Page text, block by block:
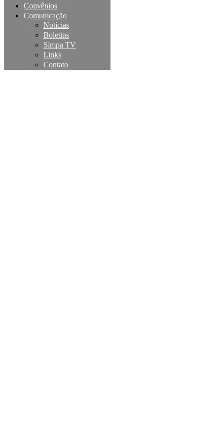
Convênios
Comunicação
Notícias
Boletins
Simpa TV
Links
Contato